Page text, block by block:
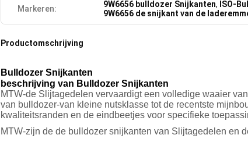
Markeren: 9W6656 bulldozer Snijkanten, ISO-
9W6656 de snijkant van de
Productomschrijving
Bulldozer Snijkanten
beschrijving van Bulldozer Snijkanten
MTW-de Slijtagedelen vervaardigt een volledige waaier
van bulldozer-van kleine nutsklasse tot de recentste
kwaliteitsranden en de eindbeetjes voor specifieke
MTW-zijn de de bulldozer snijkanten van Slijtagedelen en